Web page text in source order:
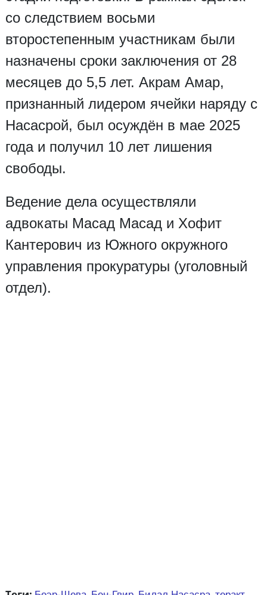
со следствием восьми
второстепенным участникам были
назначены сроки заключения от 28
месяцев до 5,5 лет. Акрам Амар,
признанный лидером ячейки наряду с
Насасрой, был осуждён в мае 2025
года и получил 10 лет лишения
свободы.
Ведение дела осуществляли
адвокаты Масад Масад и Хофит
Кантерович из Южного окружного
управления прокуратуры (уголовный
отдел).